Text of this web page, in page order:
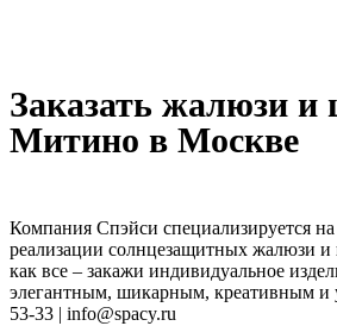
Заказать жалюзи
Митино в Москве
Компания Спэйси специализируется
реализации солнцезащитных жалюзи
как все – закажи индивидуальное
элегантным, шикарным, креативным
53-33 | info@spacy.ru